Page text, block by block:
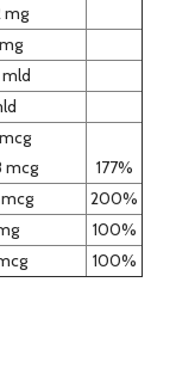
mg
mcg
177%
200%
100%
100%